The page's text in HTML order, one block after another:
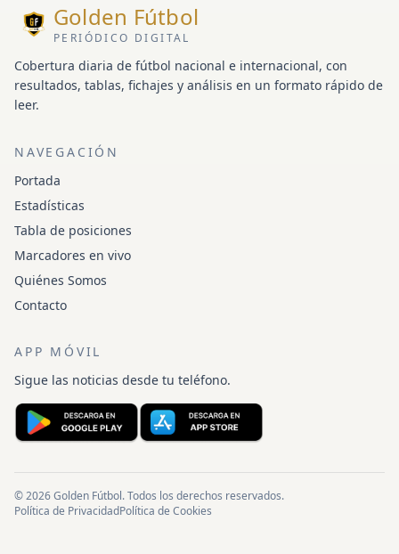
Golden Fútbol
PERIÓDICO DIGITAL
Cobertura diaria de fútbol nacional e internacional, con
resultados, tablas, fichajes y análisis en un formato rápido de
leer.
NAVEGACIÓN
Portada
Estadísticas
Tabla de posiciones
Marcadores en vivo
Quiénes Somos
Contacto
APP MÓVIL
Sigue las noticias desde tu teléfono.
© 2026 Golden Fútbol. Todos los derechos reservados.
Política de PrivacidadPolítica de Cookies